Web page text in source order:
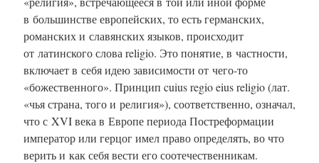
в большинстве европейских, то есть германских,
романских и славянских языков, происходит
от латинского слова religio. Это понятие, в частности,
включает в себя идею зависимости от чего-то
«божественного». Принцип cuius regio eius religio (лат.
«чья страна, того и религия»), соответственно, означал,
что с XVI века в Европе периода Постреформации
император или герцог имел право определять, во что
верить и как себя вести его соотечественникам.